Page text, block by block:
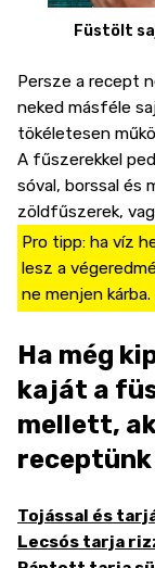
Füstölt
Persze a recept
neked másféle
tökéletesen
A fűszerekkel
sóval, borssal és
zöldfűszerek,
Pro tipp: ha víz
lesz a
ne menjen kárba.
Ha még
kaját a
mellett,
Tojással és
Lecsós tarja